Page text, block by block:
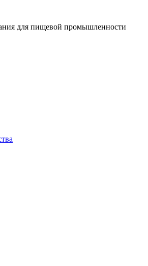
для пищевой промышленности